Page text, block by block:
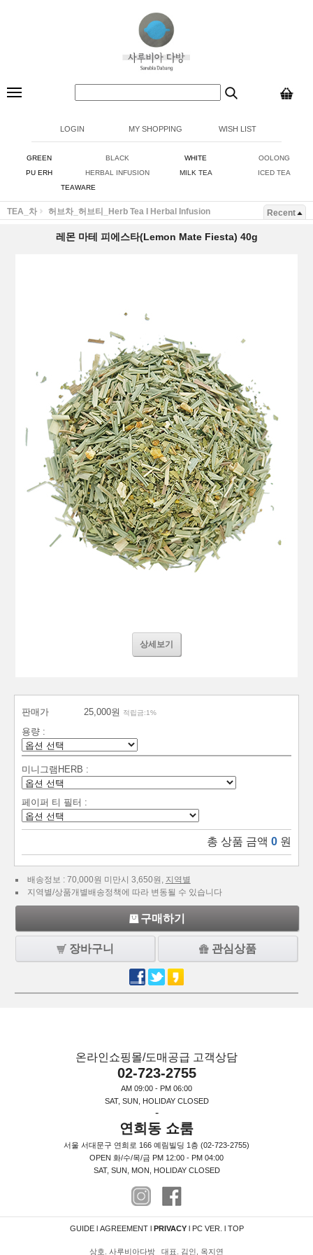
LOGIN MY SHOPPING WISH LIST
GREEN BLACK WHITE
OOLONG
PU ERH
HERBAL INFUSION MILK TEA
ICED TEA
TEAWARE
TEA_차 허브차_허브티_Herb Tea I Herbal Infusion Recent
레몬 마테 피에스타(Lemon Mate Fiesta) 40g
상세보기
판매가 25,000원 적립금:1%
용량 :
미니그램HERB :
페이퍼 티 필터 :
총 상품 금액 0 원
배송정보 : 70,000원 미만시 3,650원, 지역별
지역별/상품개별배송정책에 따라 변동될 수 있습니다
구매하기
장바구니 관심상품
온라인쇼핑몰/도매공급 고객상담
02-723-2755
AM 09:00 - PM 06:00
SAT, SUN, HOLIDAY CLOSED
-
연희동 쇼룸
서울 서대문구 연희로 166 예림빌딩 1층 (02-723-2755)
OPEN 화/수/목/금 PM 12:00 - PM 04:00
SAT, SUN, MON, HOLIDAY CLOSED
GUIDEl AGREEMENTl PRIVACYl PC VER. l TOP
상호. 사루비아다방 대표. 김인, 옥지연